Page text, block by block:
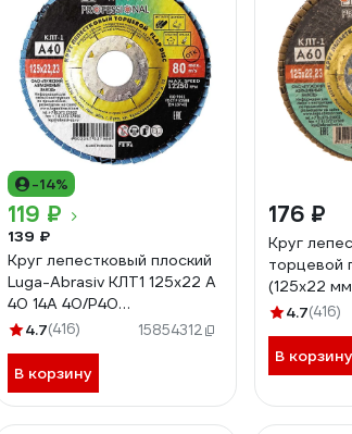
-14%
119 ₽
139 ₽
Круг лепестковый плоский
Luga-Abrasiv КЛТ1 125х22 А
40 14А 40/Р40
4603347337998
4.7(416) 15854312
В корзину
176 ₽
Круг
торцевой
(125х22
Р60) Луга
4.7(416)
В корзину